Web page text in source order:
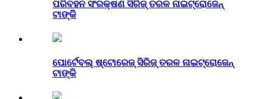
ପରିବହନ ସଂରକ୍ଷଣ ସିରିଜ୍ ତରଳ ନାଇଟ୍ରୋଜେନ୍
ଟାଙ୍କି
ପୋର୍ଟେବଲ୍ ଷ୍ଟୋରେଜ୍ ସିରିଜ୍ ତରଳ ନାଇଟ୍ରୋଜେନ୍
ଟାଙ୍କି